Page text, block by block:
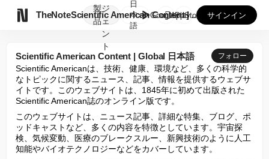
TheNote
製
品
ジ
ェ
ン
ト
Scientific American Content | ...
日
本
語
GooglePlay
AppStore サインイン
Scientific American Content | Global 日本語 フォロー
Scientific Americanは、技術、健康、環境など、多くの科学的
なトピックに関するニュース、記事、情報を提供するウェブサ
イトです。このウェブサイトは、1845年に初めて出版された
Scientific American誌のオンライン版です。
このウェブサイトは、ニュース記事、詳細な特集、ブログ、ポ
ッドキャストなど、多くの内容を特徴としています。宇宙探
検、気候変動、医療のブレークスルー、新興技術のように人工
知能やバイオテクノロジーなどをカバーしています。